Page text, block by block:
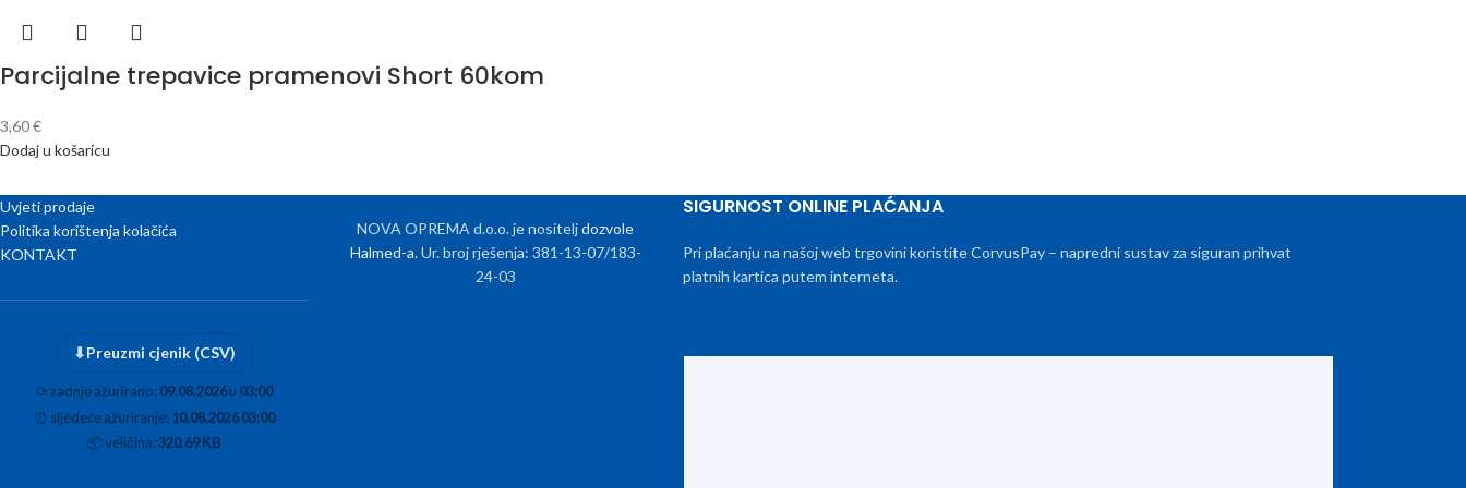
Parcijalne trepavice pramenovi Short 60kom
3,60€
Dodaj u košaricu
Uvjeti prodaje
Politika korištenja kolačića
KONTAKT
⬇Preuzmi cjenik (CSV)
⟳zadnje ažurirano:09.08.2026u 03:00
⏰ sljedeće ažuriranje:10.08.2026 03:00
📦veličina:320.69 KB
NOVA OPREMA d.o.o. je nositeljdozvole
Halmed-a. Ur. broj rješenja: 381-13-07/183-
24-03
SIGURNOST ONLINE PLAĆANJA
Pri plaćanju na našoj web trgovini koristite CorvusPay – napredni sustav za siguran prihvat
platnih kartica putem interneta.